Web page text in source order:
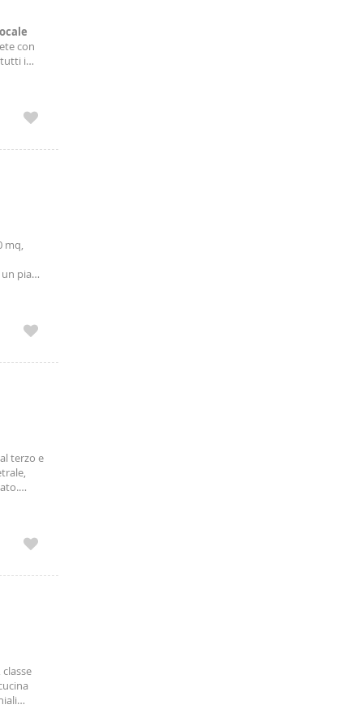
con
i
mq,
piano
terzo e